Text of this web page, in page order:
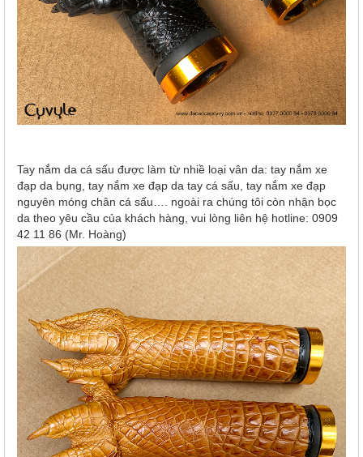
Tay nắm da cá sấu được làm từ nhiề loại vân da: tay nắm xe
đạp da bụng, tay nắm xe đạp da tay cá sấu, tay nắm xe đạp
nguyên móng chân cá sấu…. ngoài ra chúng tôi còn nhận bọc
da theo yêu cầu của khách hàng, vui lòng liên hệ hotline: 0909
42 11 86 (Mr. Hoàng)